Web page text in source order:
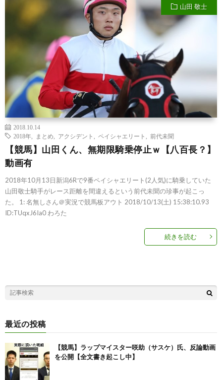
山田 敬士
2018.10.14
2018年
まとめ アクシデント ペイシャエリート 前代未聞
【競馬】山田くん、無期限騎乗停止ｗ【八百長？】
動画有
2018年10月13日新潟6Rで9番ペイシャエリート(2人気)に騎乗していた
山田敬士騎手がレース距離を間違えるという前代未聞の珍事が起こっ
た。 1: 名無しさん＠実況で競馬板アウト 2018/10/13(土) 15:38:10.93
ID:TUqxJ6Ia0 わろた
続きを読む
最近の投稿
【競馬】ラップマイスター咲助（サスケ）氏、反論動画
を公開【全文書き起こし中】